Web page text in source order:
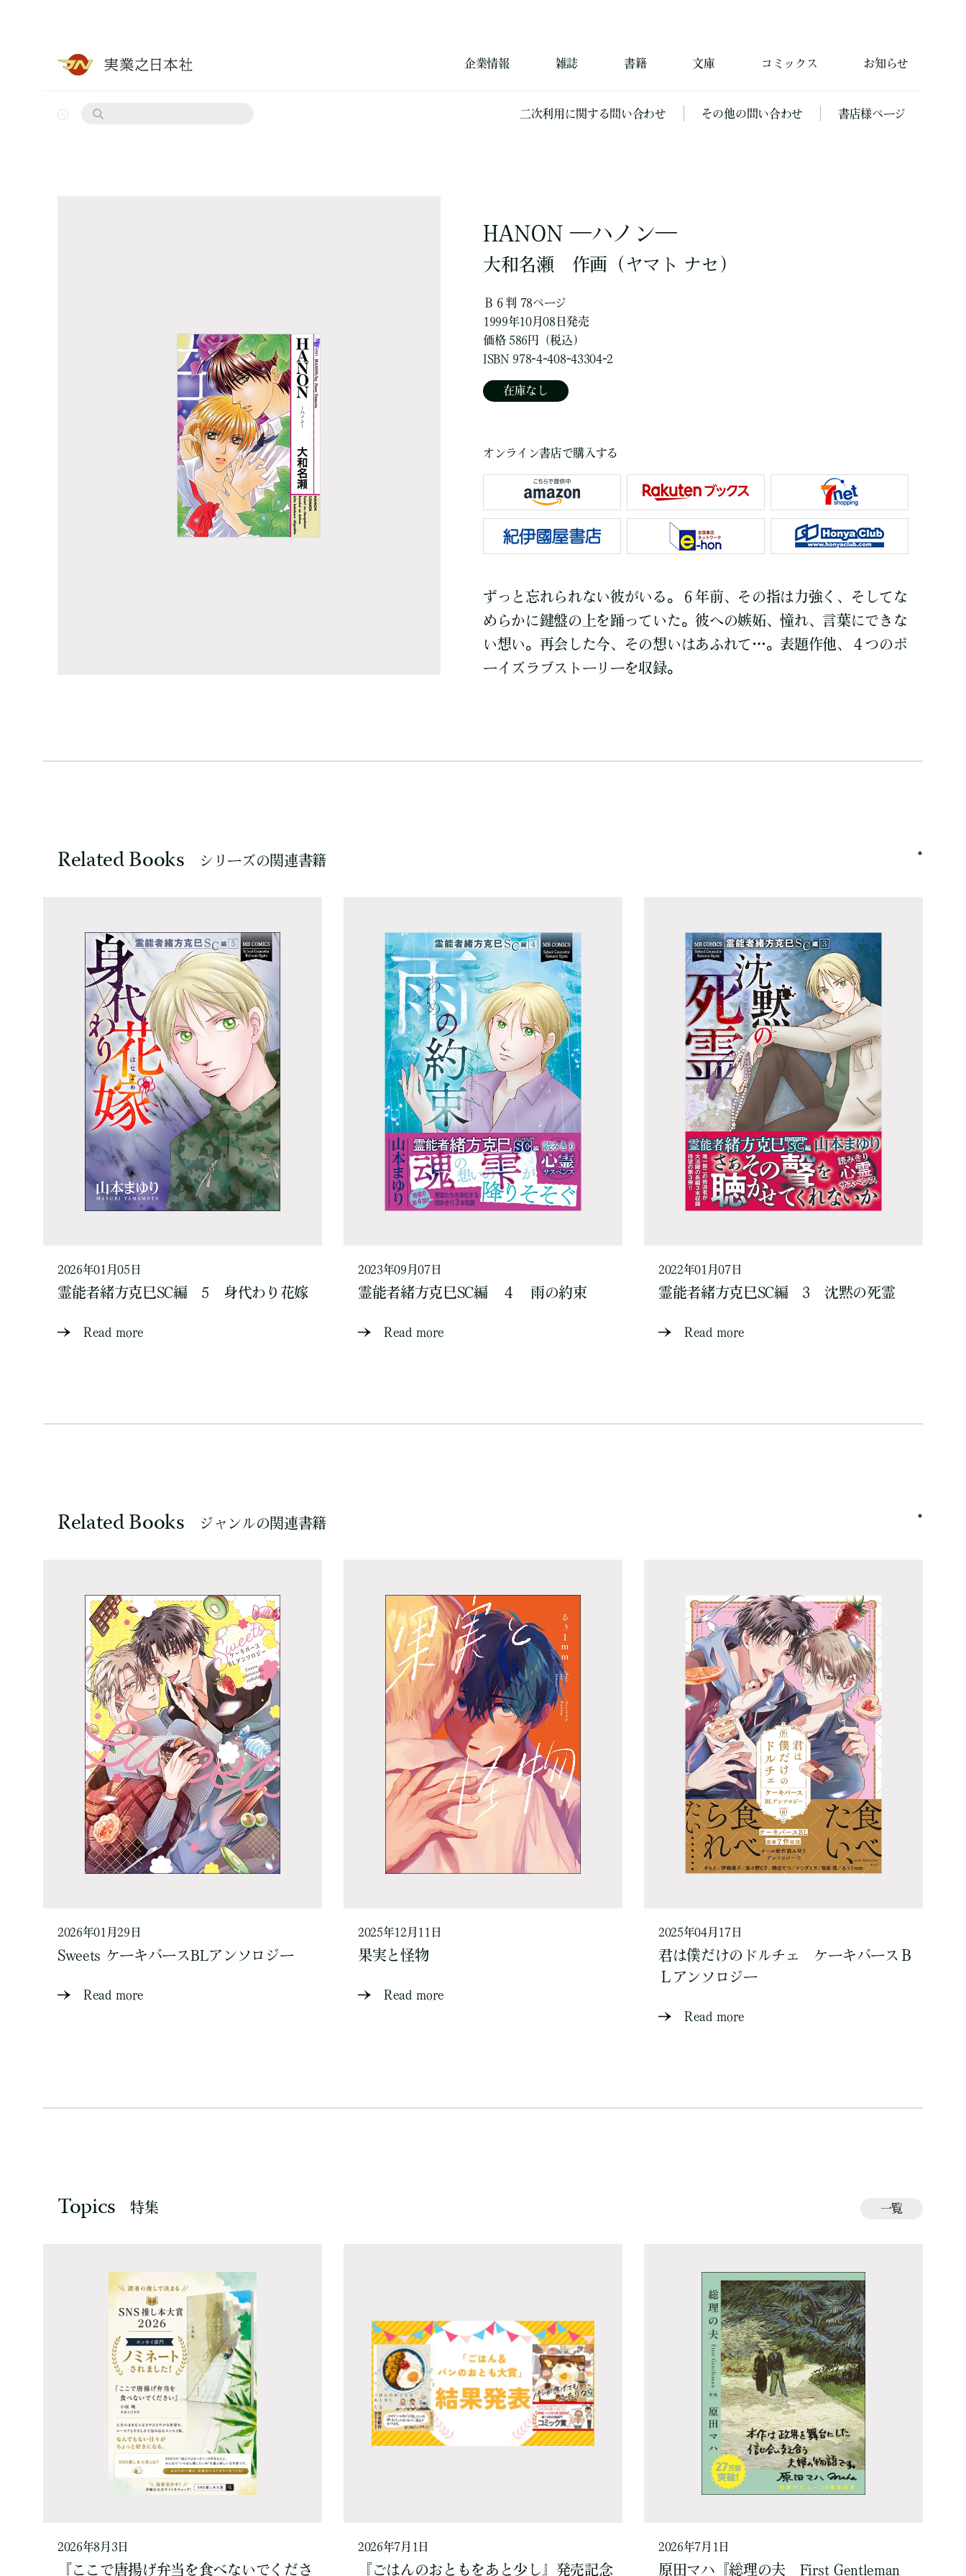
企業情報 雑誌 書籍 文庫 コミックス お知らせ
二次利用に関する問い合わせ その他の問い合わせ 書店様ページ
HANON ―ハノン―
大和名瀬 作画 （ヤマト ナセ）
Ｂ６判 78ページ
1999年10月08日発売
価格 586円（税込）
ISBN 978-4-408-43304-2
在庫なし
オンライン書店で購入する
ずっと忘れられない彼がいる。６年前、その指は力強く、そしてな
めらかに鍵盤の上を踊っていた。彼への嫉妬、憧れ、言葉にできな
い想い。再会した今、その想いはあふれて…。表題作他、４つのボ
ーイズラブストーリーを収録。
Related Books シリーズの関連書籍
2026年01月05日
霊能者緒方克巳SC編 5 身代わり花嫁
Read more
2023年09月07日
霊能者緒方克巳SC編 ４ 雨の約束
Read more
2022年01月07日
霊能者緒方克巳SC編 3 沈黙の死霊
Read more
Related Books ジャンルの関連書籍
2026年01月29日
Sweets ケーキバースBLアンソロジー
Read more
2025年12月11日
果実と怪物
Read more
2025年04月17日
君は僕だけのドルチェ ケーキバースＢ
Ｌアンソロジー
Read more
Topics 特集 一覧
2026年8月3日
『ここで唐揚げ弁当を食べないでくださ
2026年7月1日
『ごはんのおともをあと少し』発売記念
2026年7月1日
原田マハ『総理の夫 First Gentleman